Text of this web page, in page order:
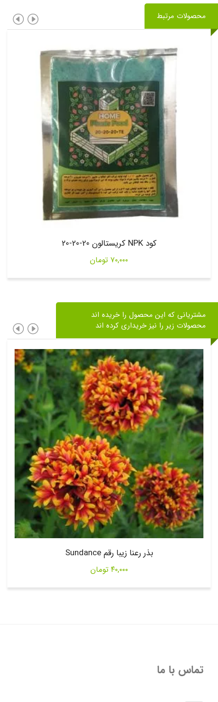
محصولات مرتبط
کود NPK کریستالون 20-20-20
۷۰,۰۰۰ تومان
مشتریانی که این محصول را خریده اند
محصولات زیر را نیز خریداری کرده اند
بذر رعنا زیبا رقم Sundance
۴۰,۰۰۰ تومان
تماس با ما